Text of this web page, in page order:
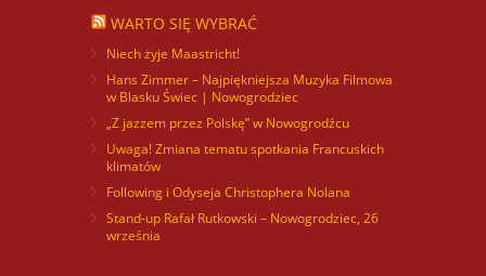
WARTO SIĘ WYBRAĆ
Niech żyje Maastricht!
Hans Zimmer – Najpiękniejsza Muzyka Filmowa
w Blasku Świec | Nowogrodziec
„Z jazzem przez Polskę” w Nowogrodźcu
Uwaga! Zmiana tematu spotkania Francuskich
klimatów
Following i Odyseja Christophera Nolana
Stand-up Rafał Rutkowski – Nowogrodziec, 26
września